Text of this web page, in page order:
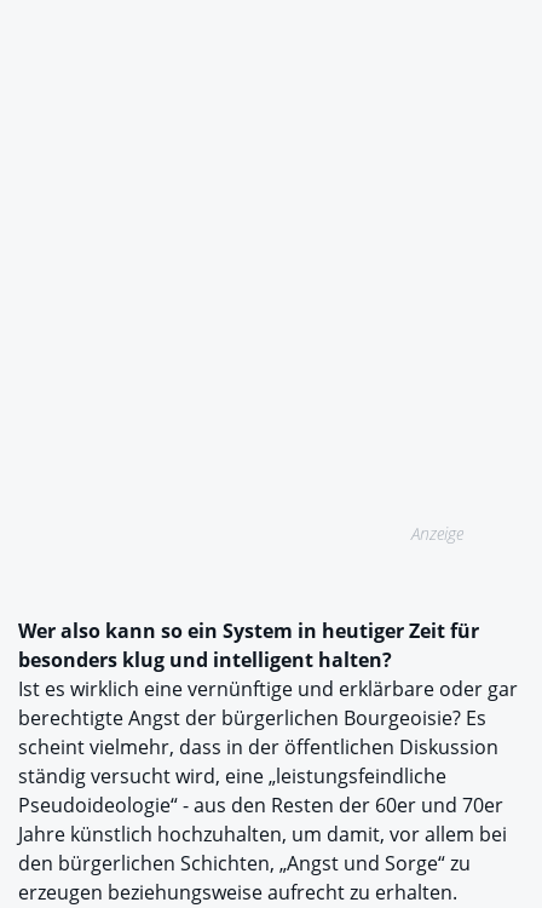
Anzeige
Wer also kann so ein System in heutiger Zeit für
besonders klug und intelligent halten?
Ist es wirklich eine vernünftige und erklärbare oder gar
berechtigte Angst der bürgerlichen Bourgeoisie? Es
scheint vielmehr, dass in der öffentlichen Diskussion
ständig versucht wird, eine „leistungsfeindliche
Pseudoideologie“ - aus den Resten der 60er und 70er
Jahre künstlich hochzuhalten, um damit, vor allem bei
den bürgerlichen Schichten, „Angst und Sorge“ zu
erzeugen beziehungsweise aufrecht zu erhalten.